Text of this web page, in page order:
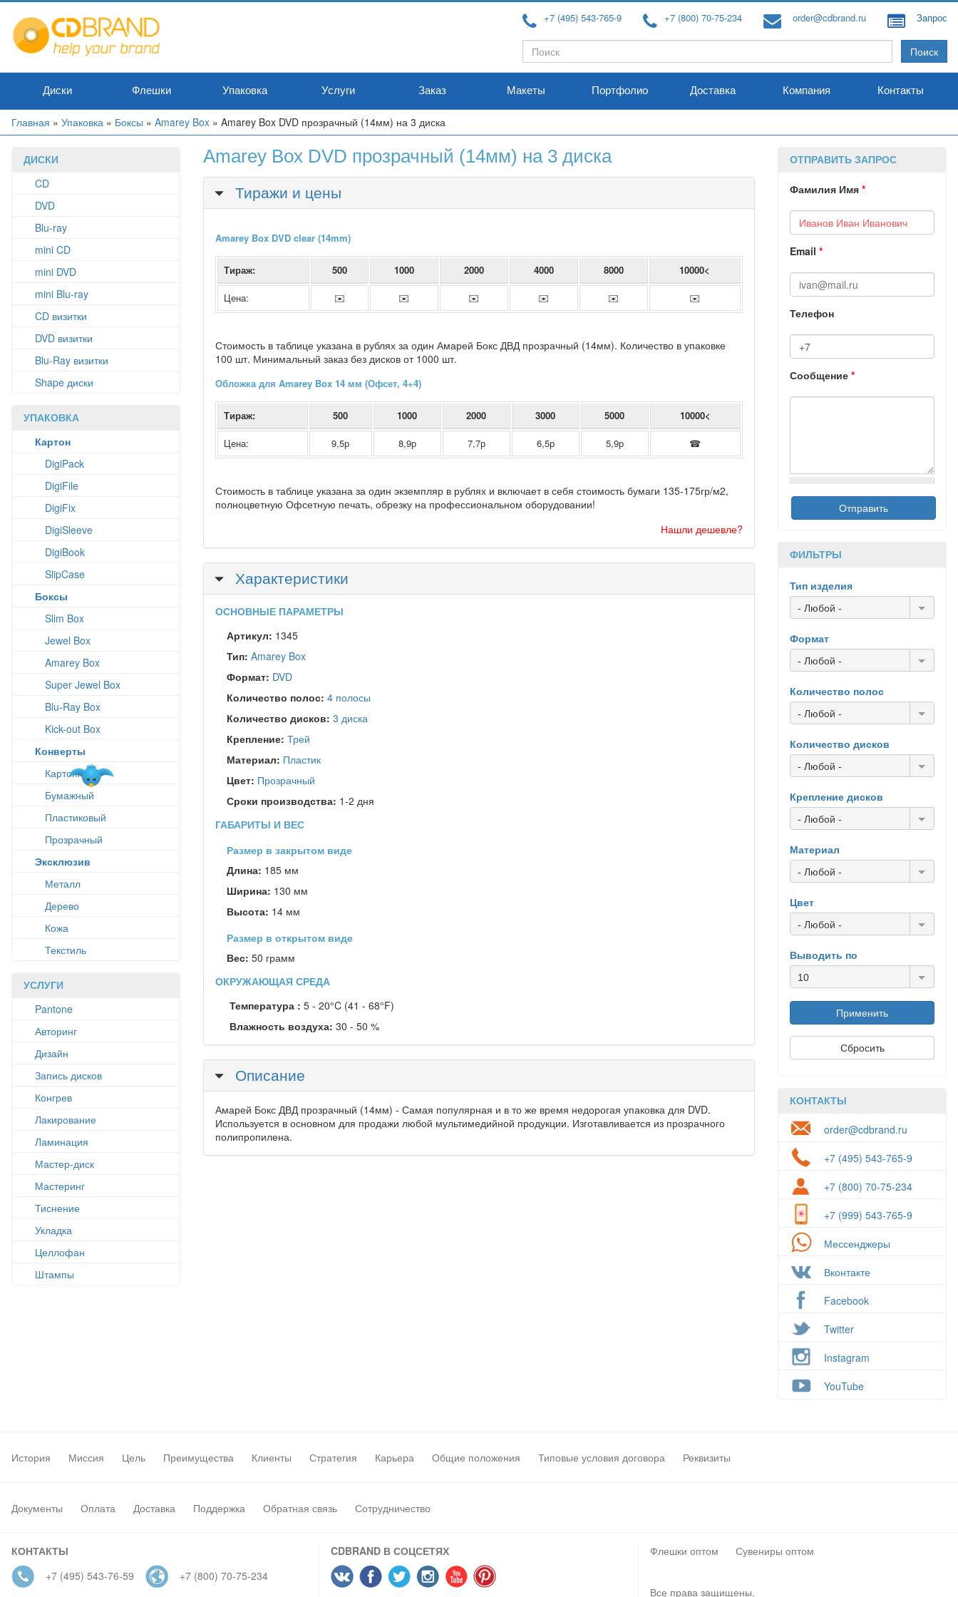
Перейти
основному
содержанию
+7 (495) 543-765-9 +7 (800) 70-75-234 order@cdbrand.ru Запрос
Форма
поиска
Поиск
Диски Флешки Упаковка Услуги Заказ Макеты Портфолио Доставка Компания Контакты
Вы
Главная » Упаковка » Боксы » Amarey Box » Amarey Box DVD прозрачный (14мм) на 3 диска
ДИСКИ
CD
DVD
Blu-ray
mini CD
mini DVD
mini Blu-ray
CD визитки
DVD визитки
Blu-Ray визитки
Shape диски
УПАКОВКА
Картон
DigiPack
DigiFile
DigiFix
DigiSleeve
DigiBook
SlipCase
Боксы
Slim Box
Jewel Box
Amarey Box
Super Jewel Box
Blu-Ray Box
Kick-out Box
Конверты
Картонный
Бумажный
Пластиковый
Прозрачный
Эксклюзив
Металл
Дерево
Кожа
Текстиль
УСЛУГИ
Pantone
Авторинг
Дизайн
Запись дисков
Конгрев
Лакирование
Ламинация
Мастер-диск
Мастеринг
Тиснение
Укладка
Целлофан
Штампы
Amarey Box DVD прозрачный (14мм) на 3 диска
Скрыть
Тиражи и цены
Amarey Box DVD clear (14mm)
Тираж: 500 1000 2000 4000 8000 10000<
Цена: ✉️ ✉️ ✉️ ✉️ ✉️ ✉️
Стоимость в таблице указана в рублях за один Амарей Бокс ДВД прозрачный (14мм). Количество в упаковке
100 шт. Минимальный заказ без дисков от 1000 шт.
Обложка для Amarey Box 14 мм (Офсет, 4+4)
Тираж: 500 1000 2000 3000 5000 10000<
Цена: 9,5р 8,9р 7,7р 6,5р 5,9р ☎
Стоимость в таблице указана за один экземпляр в рублях и включает в себя стоимость бумаги 135-175гр/м2,
полноцветную Офсетную печать, обрезку на профессиональном оборудовании!
Нашли дешевле?
Скрыть
Характеристики
ОСНОВНЫЕ ПАРАМЕТРЫ
Артикул: 1345
Тип: Amarey Box
Формат: DVD
Количество полос: 4 полосы
Количество дисков: 3 диска
Крепление: Трей
Материал: Пластик
Цвет: Прозрачный
Сроки производства: 1-2 дня
ГАБАРИТЫ И ВЕС
Размер в закрытом виде
Длина: 185 мм
Ширина: 130 мм
Высота: 14 мм
Размер в открытом виде
Вес: 50 грамм
ОКРУЖАЮЩАЯ СРЕДА
Температура : 5 - 20°C (41 - 68°F)
Влажность воздуха: 30 - 50 %
Скрыть
Описание
Амарей Бокс ДВД прозрачный (14мм) - Самая популярная и в то же время недорогая упаковка для DVD.
Используется в основном для продажи любой мультимедийной продукции. Изготавливается из прозрачного
полипропилена.
ОТПРАВИТЬ ЗАПРОС
Фамилия Имя*
Email*
Телефон
Сообщение*
ФИЛЬТРЫ
Тип изделия
- Любой -
Формат
- Любой -
Количество полос
- Любой -
Количество дисков
- Любой -
Крепление дисков
- Любой -
Материал
- Любой -
Цвет
- Любой -
Выводить по
10
КОНТАКТЫ
order@cdbrand.ru
+7 (495) 543-765-9
+7 (800) 70-75-234
+7 (999) 543-765-9
Мессенджеры
Вконтакте
Facebook
Twitter
Instagram
YouTube
История Миссия Цель Преимущества Клиенты Стратегия Карьера Общие положения Типовые условия договора Реквизиты
Документы Оплата Доставка Поддержка Обратная связь Сотрудничество
КОНТАКТЫ
+7 (495) 543-76-59
+7 (800) 70-75-234
CDBRAND В СОЦСЕТЯХ Флешки оптом Сувениры оптом
Все права защищены.